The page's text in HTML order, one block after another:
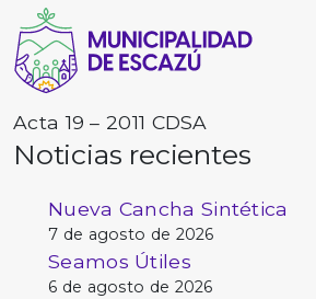
Acta 19 – 2011 CDSA
Noticias recientes
Nueva Cancha Sintética
7 de agosto de 2026
Seamos Útiles
6 de agosto de 2026